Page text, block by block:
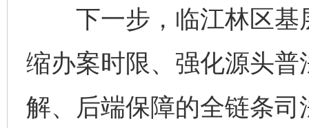
下一步，临江林区基
缩办案时限、强化源头
解、后端保障的全链条